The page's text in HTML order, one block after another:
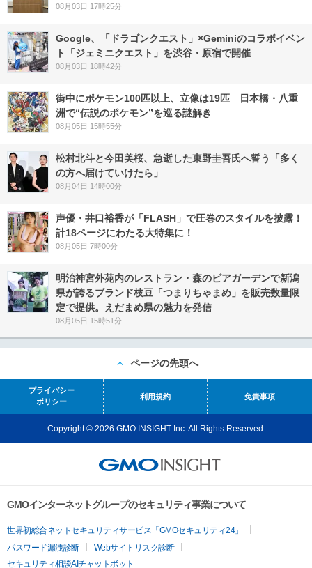
08月03日 17時25分
Google、「ドラゴンクエスト」×Geminiのコラボイベン
ト「ジェミニクエスト」を渋谷・原宿で開催
08月03日 18時42分
街中にポケモン100匹以上、立像は19匹 日本橋・八重
洲で“伝説のポケモン”を巡る謎解き
08月05日 15時55分
松村北斗と今田美桜、急逝した東野圭吾氏へ誓う「多く
の方へ届けていけたら」
08月04日 14時00分
声優・井口裕香が「FLASH」で圧巻のスタイルを披露！
計18ページにわたる大特集に！
08月05日 7時00分
明治神宮外苑内のレストラン・森のビアガーデンで新潟
県が誇るブランド枝豆「つまりちゃまめ」を販売数量限
定で提供。えだまめ県の魅力を発信
08月05日 15時51分
ページの先頭へ
プライバシー
ポリシー
利用規約 免責事項
Copyright © 2026 GMO INSIGHT Inc. All Rights Reserved.
GMOインターネットグループのセキュリティ事業について
世界初総合ネットセキュリティサービス「GMOセキュリティ24」
パスワード漏洩診断
Webサイトリスク診断
セキュリティ相談AIチャットボット